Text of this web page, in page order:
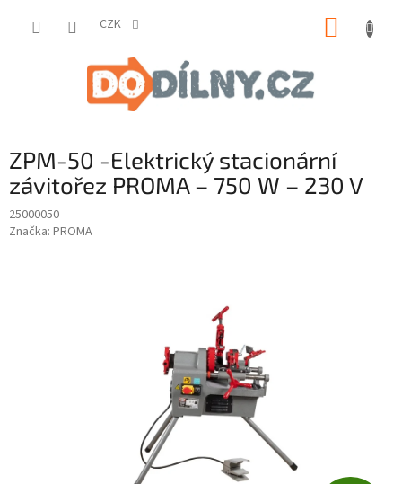
CZK
ZPM-50 -Elektrický stacionární
závitořez PROMA – 750 W – 230 V
25000050
Značka: PROMA